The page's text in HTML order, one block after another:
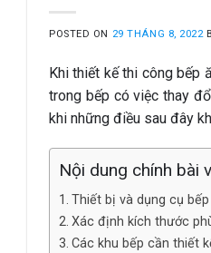
POSTED ON 29 THÁNG 8, 2022
Khi thiết kế thi công bếp
trong bếp có việc thay
khi những điều sau đây
Nội dung chính bài
Thiết bị và dụng cụ
Xác định kích thước
Các khu bếp cần thiết